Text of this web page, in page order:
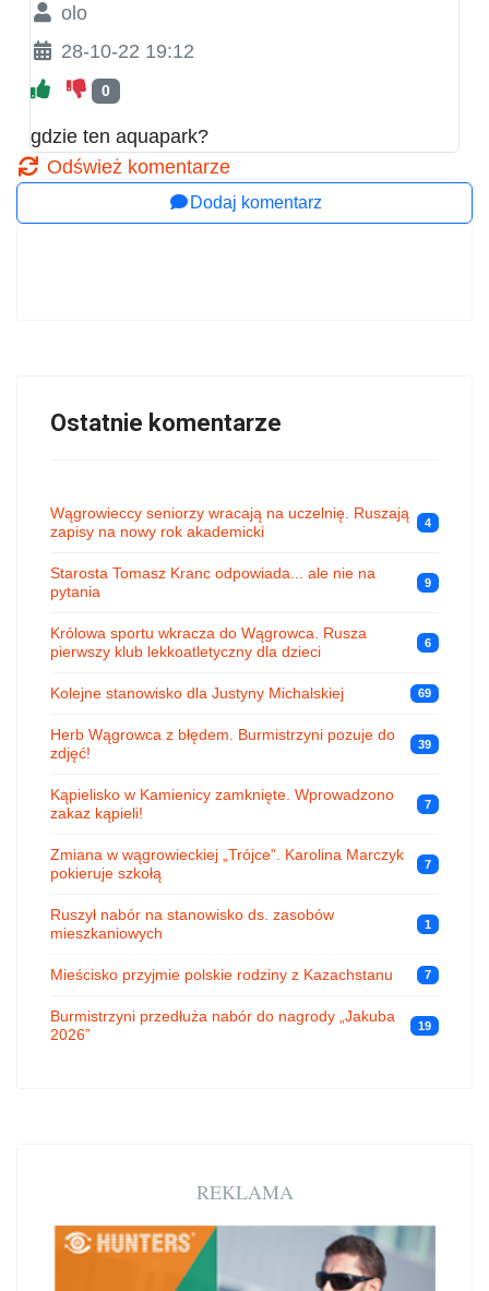
olo
28-10-22 19:12
0
gdzie ten aquapark?
Odśwież komentarze
Dodaj komentarz
Ostatnie komentarze
Wągrowieccy seniorzy wracają na uczelnię. Ruszają
zapisy na nowy rok akademicki
4
Starosta Tomasz Kranc odpowiada... ale nie na
pytania
9
Królowa sportu wkracza do Wągrowca. Rusza
pierwszy klub lekkoatletyczny dla dzieci
6
Kolejne stanowisko dla Justyny Michalskiej 69
Herb Wągrowca z błędem. Burmistrzyni pozuje do
zdjęć!
39
Kąpielisko w Kamienicy zamknięte. Wprowadzono
zakaz kąpieli!
7
Zmiana w wągrowieckiej „Trójce”. Karolina Marczyk
pokieruje szkołą
7
Ruszył nabór na stanowisko ds. zasobów
mieszkaniowych
1
Mieścisko przyjmie polskie rodziny z Kazachstanu 7
Burmistrzyni przedłuża nabór do nagrody „Jakuba
2026”
19
REKLAMA